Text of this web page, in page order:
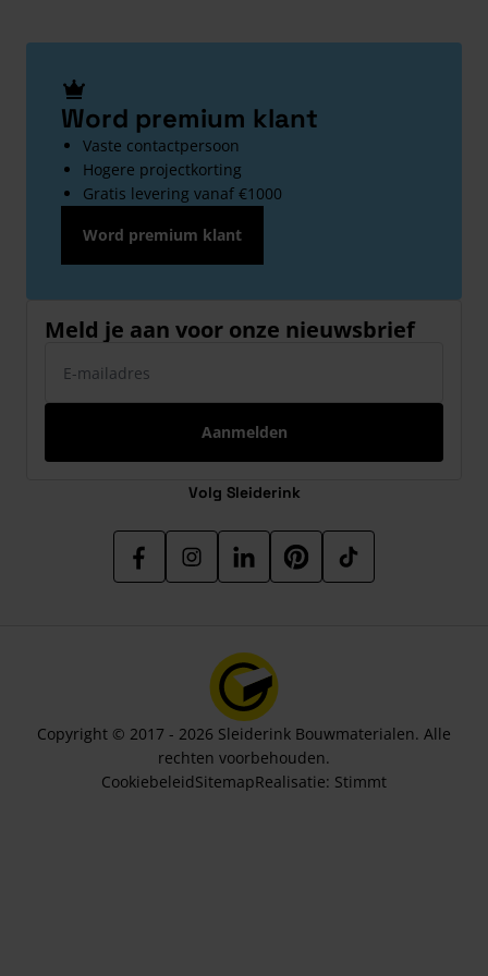
Word premium klant
Vaste contactpersoon
Hogere projectkorting
Gratis levering vanaf €1000
Word premium klant
Meld je aan voor onze nieuwsbrief
Aanmelden
Volg Sleiderink
Copyright © 2017 - 2026 Sleiderink Bouwmaterialen. Alle
rechten voorbehouden.
CookiebeleidSitemapRealisatie: Stimmt